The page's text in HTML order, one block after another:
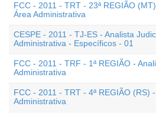
FCC - 2011 - TRT - 23ª REGIÃO
Área Administrativa
CESPE - 2011 - TJ-ES - Analista
Administrativa - Específicos - 01
FCC - 2011 - TRF - 1ª REGIÃO -
Administrativa
FCC - 2011 - TRT - 4ª REGIÃO (RS)
Administrativa